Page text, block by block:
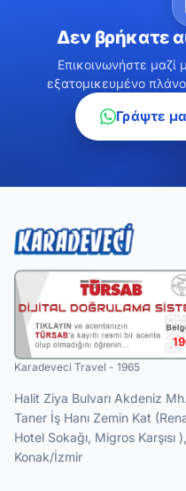
Δεν βρήκατε
Επικοινωνήστε μαζί
εξατομικευμένο
Γράψτε
Karadeveci Travel - 1965
Halit Ziya Bulvarı Akdeniz
Taner İş Hanı Zemin Kat
Hotel Sokağı, Migros Karşısı
Konak/İzmir